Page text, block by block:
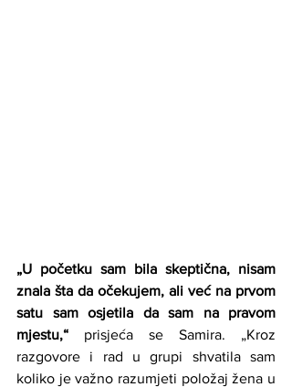
„U početku sam bila skeptična, nisam
znala šta da očekujem, ali već na prvom
satu sam osjetila da sam na pravom
mjestu,“ prisjeća se Samira. „Kroz
razgovore i rad u grupi shvatila sam
koliko je važno razumjeti položaj žena u